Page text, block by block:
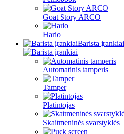
Goat Story ARCO
Hario
Barista įrankiai
Automatinis tamperis
Tamper
Platintojas
Skaitmeninės svarstyklės